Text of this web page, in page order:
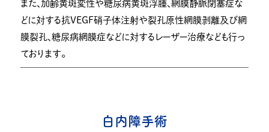
また、加齢黄斑変性や糖尿病黄斑浮腫、網膜静脈閉塞症な
どに対する抗VEGF硝子体注射や裂孔原性網膜剥離及び網
膜裂孔、糖尿病網膜症などに対するレーザー治療なども行っ
ております。
白内障手術